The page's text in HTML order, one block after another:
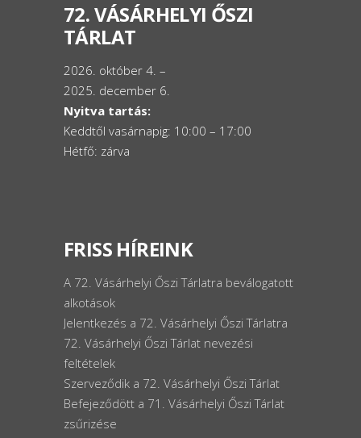
72. VÁSÁRHELYI ŐSZI
TÁRLAT
2026. október 4. –
2025. december 6.
Nyitva tartás:
Keddtől vasárnapig: 10:00 – 17:00
Hétfő: zárva
FRISS HÍREINK
A 72. Vásárhelyi Őszi Tárlatra beválogatott
alkotások
Jelentkezés a 72. Vásárhelyi Őszi Tárlatra
72. Vásárhelyi Őszi Tárlat nevezési
feltételek
Szerveződik a 72. Vásárhelyi Őszi Tárlat
Befejeződött a 71. Vásárhelyi Őszi Tárlat
zsűrizése